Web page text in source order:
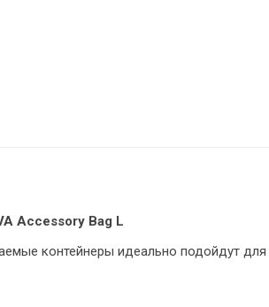
Accessory Bag L
контейнеры идеально подойдут